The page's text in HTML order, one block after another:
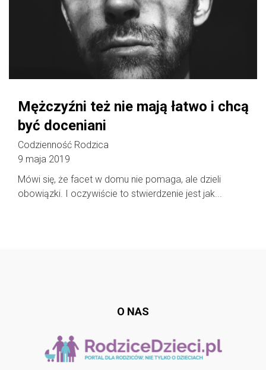
Mężczyźni też nie mają łatwo i chcą
być doceniani
Codzienność Rodzica
9 maja 2019
Mówi się, że facet w domu nie pomaga, ale dzieli
obowiązki. I oczywiście to stwierdzenie jest jak...
O NAS